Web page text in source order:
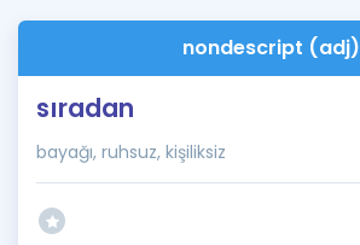
İngilizce Gramernondescript (adj)
sıradan
bayağı, ruhsuz, kişiliksiz